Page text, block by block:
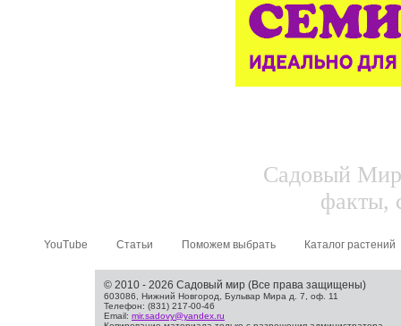
Садовый
факты,
YouTube Статьи Поможем выбрать Каталог растений
© 2010 - 2026 Садовый мир (Все права защищены)
603086, Нижний Новгород, Бульвар Мира д. 7, оф. 11
Телефон: (831) 217-00-46
Email: mir.sadovy@yandex.ru